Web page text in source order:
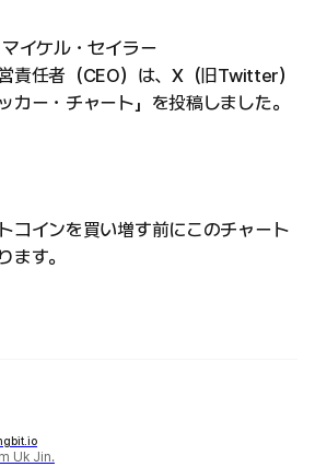
イケル・セイラー
責任者（CEO）は、X（旧Twitter）
カー・チャート」を投稿しました。
コインを買い増す前にこのチャート
ます。
Uk Jin.